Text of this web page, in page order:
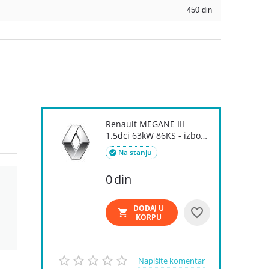
450 din
Renault MEGANE III
1.5dci 63kW 86KS - izbor
delova i...
Na stanju

0din
DODAJ U
KORPU
Napišite komentar